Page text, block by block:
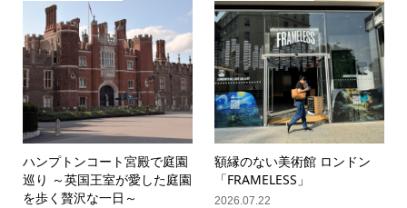
ハンプトンコート宮殿で庭園
巡り ～英国王室が愛した庭園
を歩く贅沢な一日～
額縁のない美術館 ロンドン
「FRAMELESS」
2026.07.22